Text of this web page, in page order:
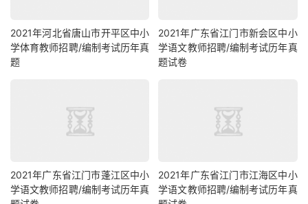
2021年河北省唐山市开平区中小
学体育教师招聘/编制考试历年真
题
2021年广东省江门市新会区中小
学语文教师招聘/编制考试历年真
题试卷
2021年广东省江门市蓬江区中小
学语文教师招聘/编制考试历年真
2021年广东省江门市江海区中小
学语文教师招聘/编制考试历年真